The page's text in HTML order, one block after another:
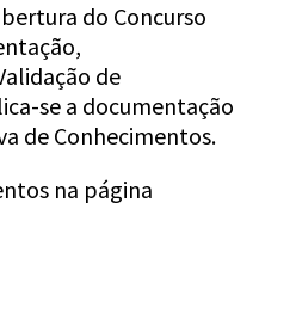
do Concurso
de
se a documentação
de Conhecimentos.
na página